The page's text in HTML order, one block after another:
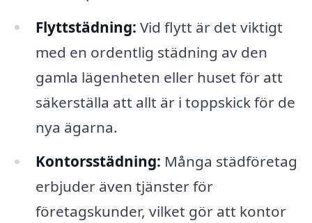
Flyttstädning: Vid flytt är det viktigt
med en ordentlig städning av den
gamla lägenheten eller huset för att
säkerställa att allt är i toppskick för de
nya ägarna.
Kontorsstädning: Många städföretag
erbjuder även tjänster för
företagskunder, vilket gör att kontor